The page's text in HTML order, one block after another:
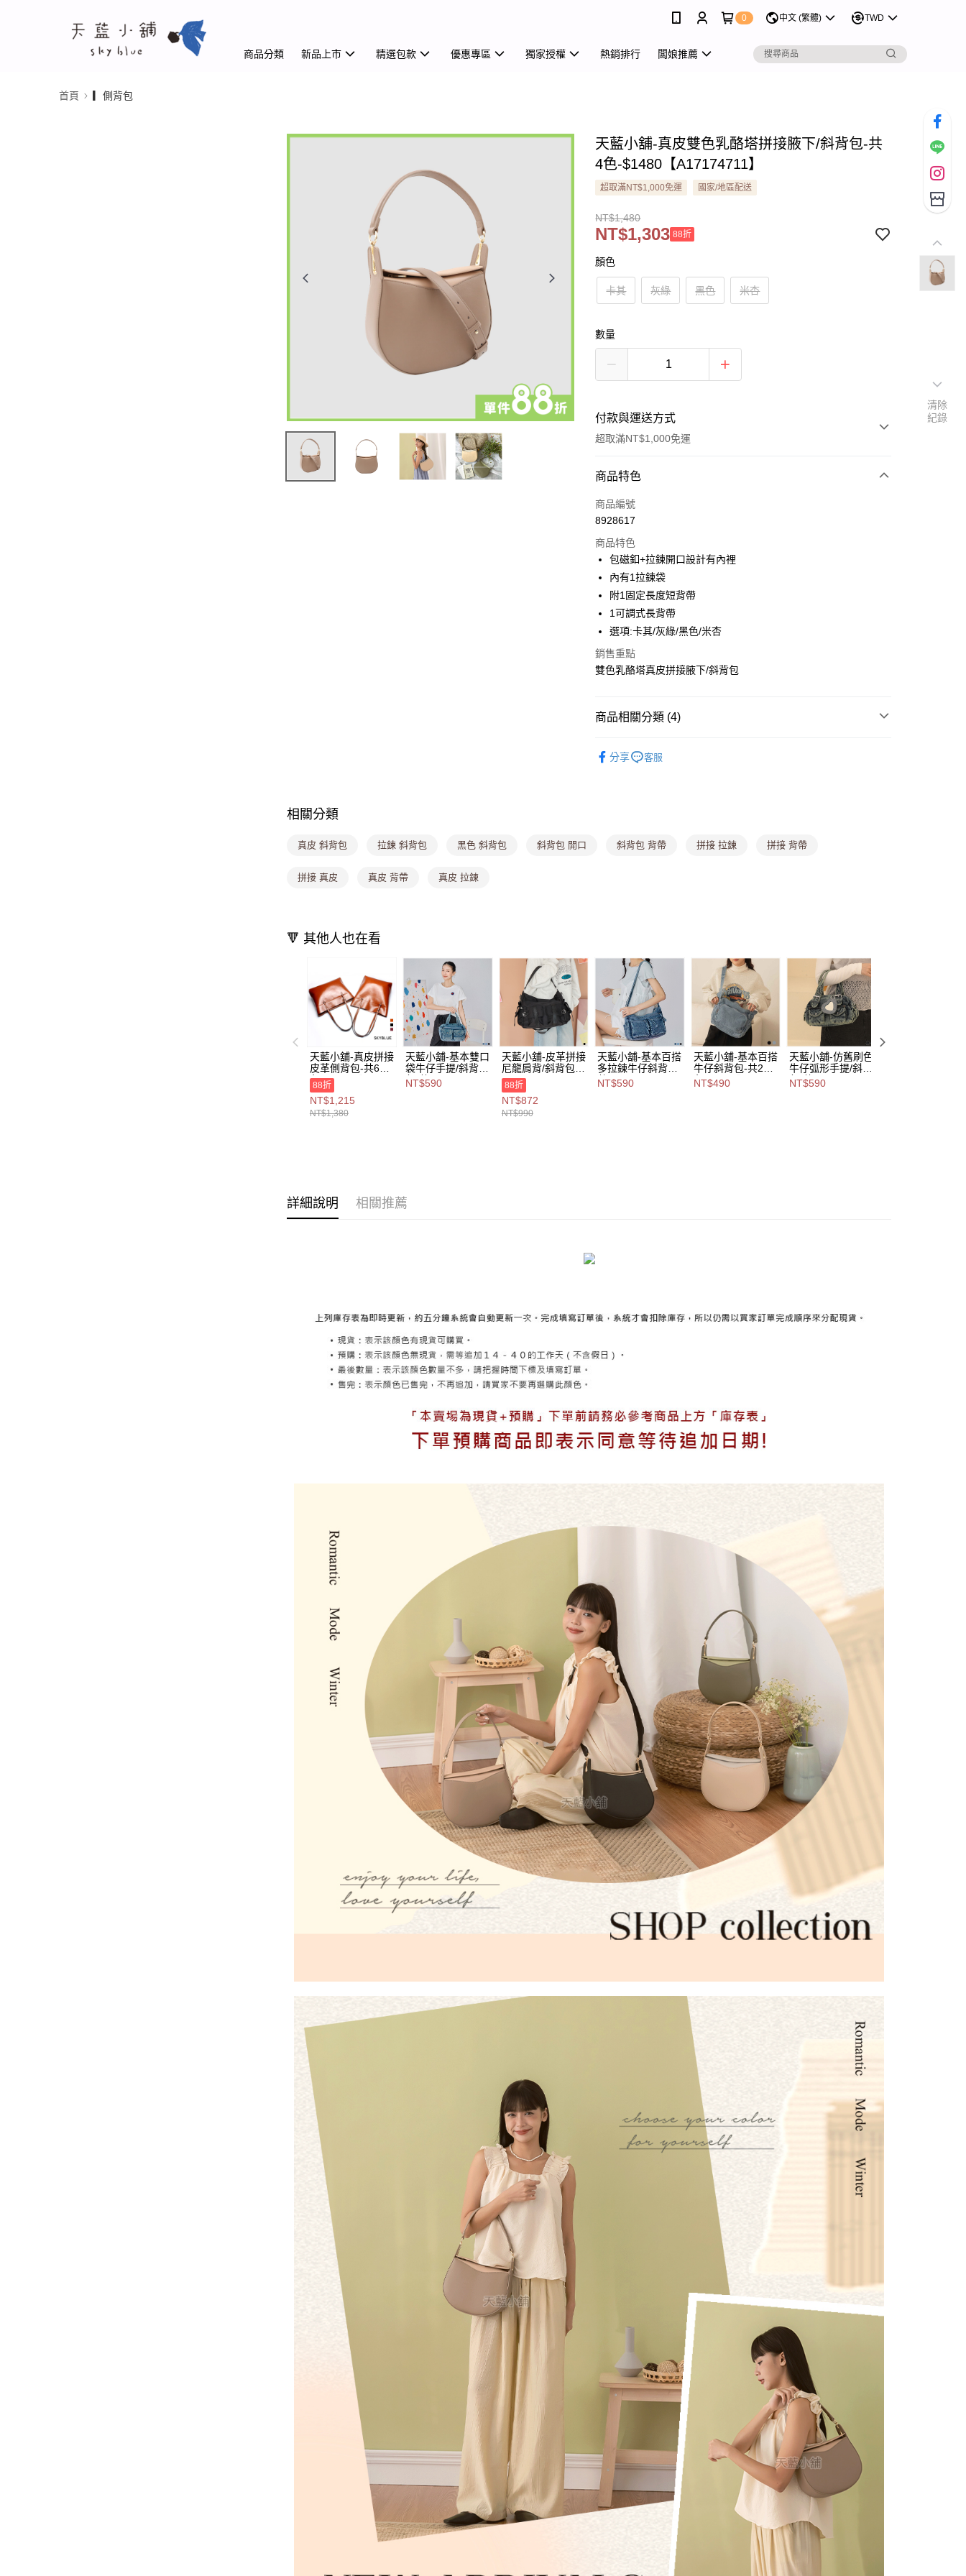
0 中文 (繁體) TWD
商品分類 新品上市 精選包款 優惠專區 獨家授權 熱銷排行 闆娘推薦
首頁 ▎側背包
天藍小舖-真皮雙色乳酪塔拼接腋下/斜背包-共
4色-$1480【A17174711】
超取滿NT$1,000免運 國家/地區配送
NT$1,480
NT$1,303 88折
顏色
卡其 灰綠 黑色 米杏
數量
付款與運送方式
超取滿NT$1,000免運
付款方式
信用卡一次付款
LINE Pay
Apple Pay
街口支付
悠遊付
Google Pay
【大哥付你分期使用說明】
流程，驗證手機門號後，選擇欲分期的期數、繳款截止日，確認付款後即
1.分期款項不併入電信帳單，「大哥付你分期」於每月結算日後寄送繳費提
2.基於同意付款使用「大哥付你分期」之契約關係目的，商店將以您的個人
資料（包含姓名、電話或地址）提供予台灣大哥大進項蒐集、處理及利
用，由本公司與您本人進行分期帳單所需資料之確認、核對及更正。
3.完整用戶服務條款，請詳閱以下連結：https://oppay.tw/userRule
付款後全家取貨
每筆NT$8,888，滿NT$8,888(含以上)免運費
7-11取貨付款
每筆NT$80，滿NT$1,000(含以上)免運費
付款後7-11取貨
每筆NT$80，滿NT$1,000(含以上)免運費
宅配
商品特色
商品編號
8928617
商品特色
包磁釦+拉鍊開口設計有內裡
內有1拉鍊袋
附1固定長度短背帶
1可調式長背帶
選項:卡其/灰綠/黑色/米杏
銷售重點
雙色乳酪塔真皮拼接腋下/斜背包
商品相關分類 (4)
分享 客服
相關分類
真皮 斜背包 拉鍊 斜背包 黑色 斜背包 斜背包 開口 斜背包 背帶 拼接 拉鍊 拼接 背帶
拼接 真皮 真皮 背帶 真皮 拉鍊
🔻 其他人也在看
天藍小舖-真皮拼接
皮革側背包-共6
色-$1380【A1515
1923】
88折
NT$1,215
NT$1,380
天藍小舖-基本雙口
袋牛仔手提/斜背
包-共3
色-$590【A03032
NT$590
天藍小舖-皮革拼接
尼龍肩背/斜背包-
單1
款-$990【A15153
227】
88折
NT$872
NT$990
天藍小舖-基本百搭
多拉鍊牛仔斜背包-
共3
色-$590【A17175
NT$590
天藍小舖-基本百搭
牛仔斜背包-共2
色-$490【A17175
013】
NT$490
天藍小舖-仿舊刷色
牛仔弧形手提/斜背
包-共2
色-$590【A03032
NT$590
詳細說明 相關推薦
清除
紀錄